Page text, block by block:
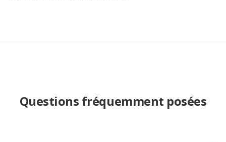
Questions fréquemment posées